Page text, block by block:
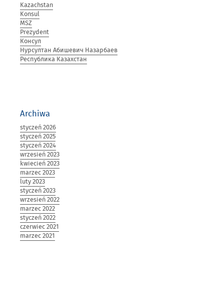
„JEDNOŚĆ
NARODU
I
Kazachstan
Konsul
MSZ
Prezydent
Консул
Нурсултан Абишевич Назарбаев
Республика Казахстан
Archiwa
styczeń 2026
styczeń 2025
styczeń 2024
wrzesień 2023
kwiecień 2023
marzec 2023
luty 2023
styczeń 2023
wrzesień 2022
marzec 2022
styczeń 2022
czerwiec 2021
marzec 2021